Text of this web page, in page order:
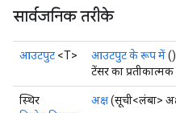
सार्वजनिक तरीके
आउटपुट <T> आउटपुट के रूप में()
टेंसर का
स्थिर
अक्ष(सूची<लंबा>